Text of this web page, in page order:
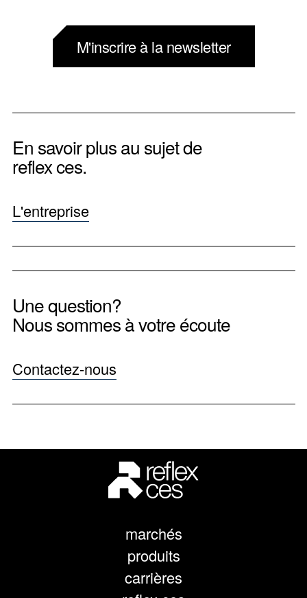
M'inscrire à la newsletter
En savoir plus au sujet de
reflex ces.
L'entreprise
Une question?
Nous sommes à votre écoute
Contactez-nous
marchés
produits
carrières